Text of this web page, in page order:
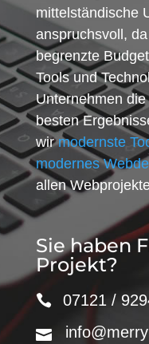
mittelständische
anspruchsvoll,
begrenzte
Tools und
Unternehmen
besten
wirmodernste
modernes
allen
Sie haben
Projekt?
07121 /